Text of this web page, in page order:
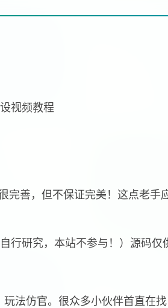
视频教程
完善，但不保证完美！这点老手
研究，本站不参与！）源码仅
法仿官。很众多小伙伴首直在